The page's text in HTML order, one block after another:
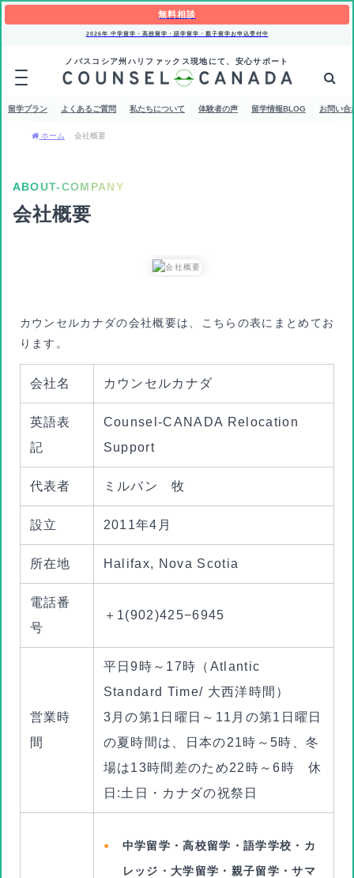
無料相談
2026年 中学留学・高校留学・語学留学・親子留学お申込受付中
ノバスコシア州ハリファックス現地にて、安心サポート
留学プラン よくあるご質問 私たちについて 体験者の声 留学情報BLOG お問い合
ホーム 会社概要
ABOUT-COMPANY
会社概要
カウンセルカナダの会社概要は、こちらの表にまとめてお
ります。
会社名 カウンセルカナダ
英語表
記
Counsel-CANADA Relocation
Support
代表者 ミルバン 牧
設立 2011年4月
所在地 Halifax, Nova Scotia
電話番
号
＋1(902)425−6945
営業時
間
平日9時～17時（Atlantic
Standard Time/ 大西洋時間）
3月の第1日曜日～11月の第1日曜日
の夏時間は、日本の21時～5時、冬
場は13時間差のため22時～6時 休
日:土日・カナダの祝祭日
中学留学・高校留学・語学学校・カ
レッジ・大学留学・親子留学・サマ